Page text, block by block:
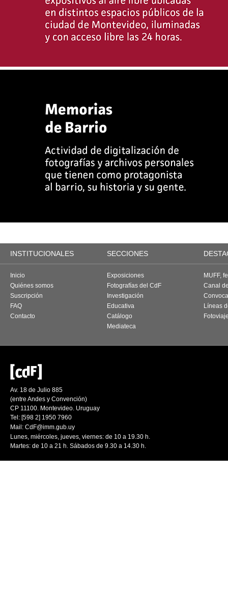
INSTITUCIONALES SECCIONES
Inicio
Quiénes somos
Suscripción
FAQ
Contacto
Exposiciones
Fotografías del CdF
Investigación
Educativa
Catálogo
Mediateca
MUFF,
Canal
Líneas
Av. 18 de Julio 885
(entre Andes y Convención)
CP 11100. Montevideo. Uruguay
Tel: [598 2] 1950 7960
Mail: CdF@imm.gub.uy
Lunes, miércoles, jueves, viernes: de 10 a 19.30 h.
Martes: de 10 a 21 h. Sábados de 9.30 a 14.30 h.